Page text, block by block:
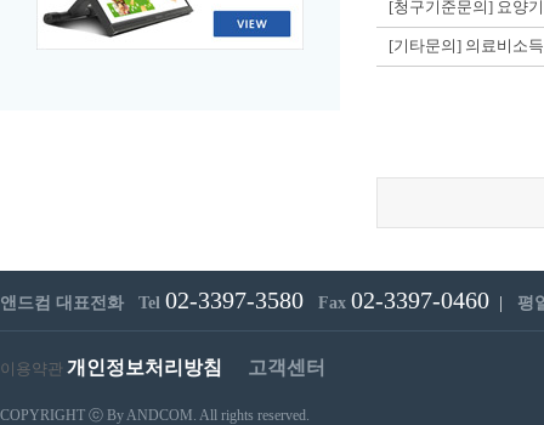
[청구기준문의] 요양
[기타문의] 의료비소
앤드컴 대표전화 Tel 02-3397-3580 Fax 02-3397-0460 평
이용약관 개인정보처리방침 고객센터
COPYRIGHT ⓒ By ANDCOM. All rights reserved.